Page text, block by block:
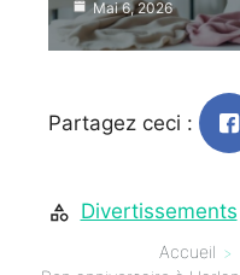
Mai 6, 2026
Partagez ceci :
Divertissements
Accueil